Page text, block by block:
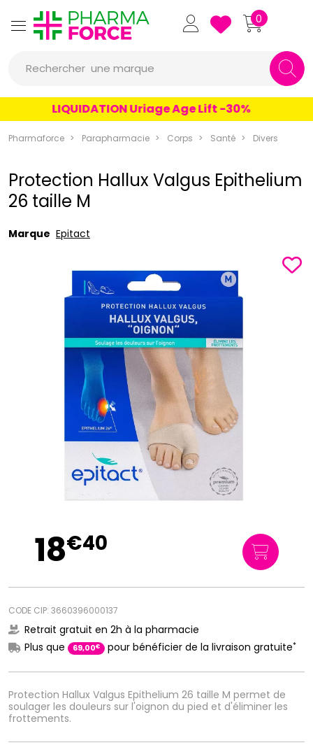
Pharmaforce Grande
0
Rechercher
un produit
une marque
LIQUIDATION Uriage Age Lift -30%
Pharmaforce Parapharmacie Corps Santé Divers
Protection Hallux Valgus Epithelium
26 taille M
Marque Epitact
Protection Hallux Valgus Epithelium 26 taille M permet de
soulager les douleurs sur l'oignon du pied et d'éliminer les
frottements.
18€40
CODE CIP: 3660396000137
Retrait gratuit en 2h à la pharmacie
Plus que
69,00€ pour bénéficier de la livraison gratuite*